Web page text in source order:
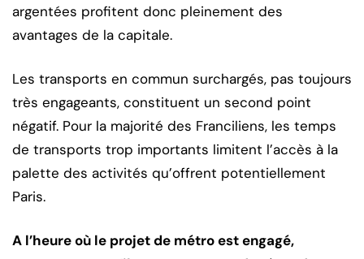
argentées profitent donc pleinement des
avantages de la capitale.
Les transports en commun surchargés, pas toujours
très engageants, constituent un second point
négatif. Pour la majorité des Franciliens, les temps
de transports trop importants limitent l’accès à la
palette des activités qu’offrent potentiellement
Paris.
A l’heure où le projet de métro est engagé,